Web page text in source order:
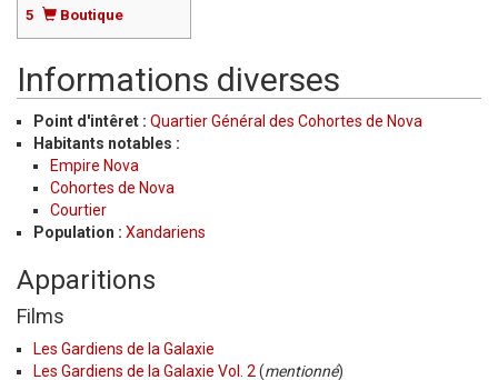
5
Boutique
Informations diverses
Point d'intêret : Quartier Général des Cohortes de Nova
Habitants notables :
Empire Nova
Cohortes de Nova
Courtier
Population : Xandariens
Apparitions
Films
Les Gardiens de la Galaxie
Les Gardiens de la Galaxie Vol. 2 (mentionné)